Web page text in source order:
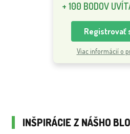
+ 100 BODOV
Registrovať
Viac informácií o
INŠPIRÁCIE Z NÁŠHO